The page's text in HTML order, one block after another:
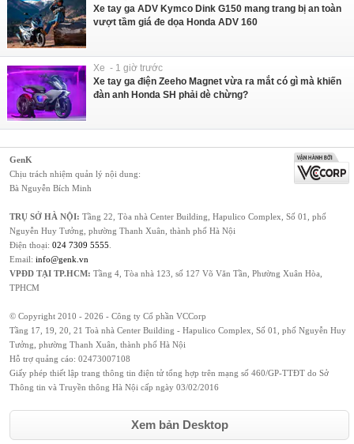
Xe tay ga ADV Kymco Dink G150 mang trang bị an toàn
vượt tầm giá đe dọa Honda ADV 160
Xe - 1 giờ trước
Xe tay ga điện Zeeho Magnet vừa ra mắt có gì mà khiến
đàn anh Honda SH phải dè chừng?
GenK
Chịu trách nhiệm quản lý nội dung:
Bà Nguyễn Bích Minh
TRỤ SỞ HÀ NỘI: Tầng 22, Tòa nhà Center Building, Hapulico Complex, Số 01, phố
Nguyễn Huy Tưởng, phường Thanh Xuân, thành phố Hà Nội
Điện thoại: 024 7309 5555
Email: info@genk.vn
VPĐD TẠI TP.HCM: Tầng 4, Tòa nhà 123, số 127 Võ Văn Tần, Phường Xuân Hòa,
TPHCM
© Copyright 2010 - 2026 - Công ty Cổ phần VCCorp
Tầng 17, 19, 20, 21 Toà nhà Center Building - Hapulico Complex, Số 01, phố Nguyễn Huy
Tưởng, phường Thanh Xuân, thành phố Hà Nội
Hỗ trợ quảng cáo: 02473007108
Giấy phép thiết lập trang thông tin điện tử tổng hợp trên mạng số 460/GP-TTĐT do Sở
Thông tin và Truyền thông Hà Nội cấp ngày 03/02/2016
Xem bản Desktop